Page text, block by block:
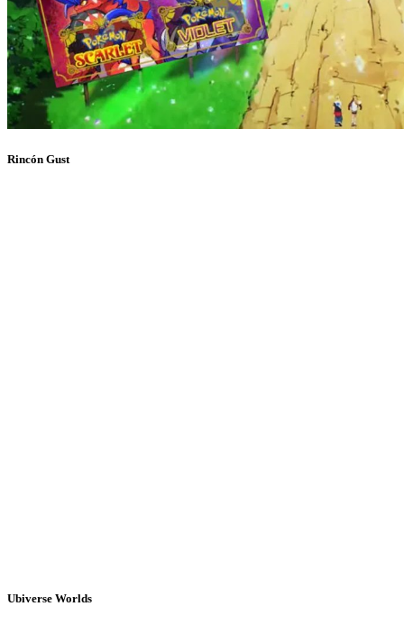
Rincón Gust
Ubiverse Worlds